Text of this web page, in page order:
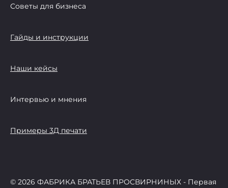
Советы для бизнеса
Гайды и инструкции
Наши кейсы
Интервью и мнения
Примеры 3Д печати
© 2026 ФАБРИКА БРАТЬЕВ ПРОСВИРНИНЫХ - Первая